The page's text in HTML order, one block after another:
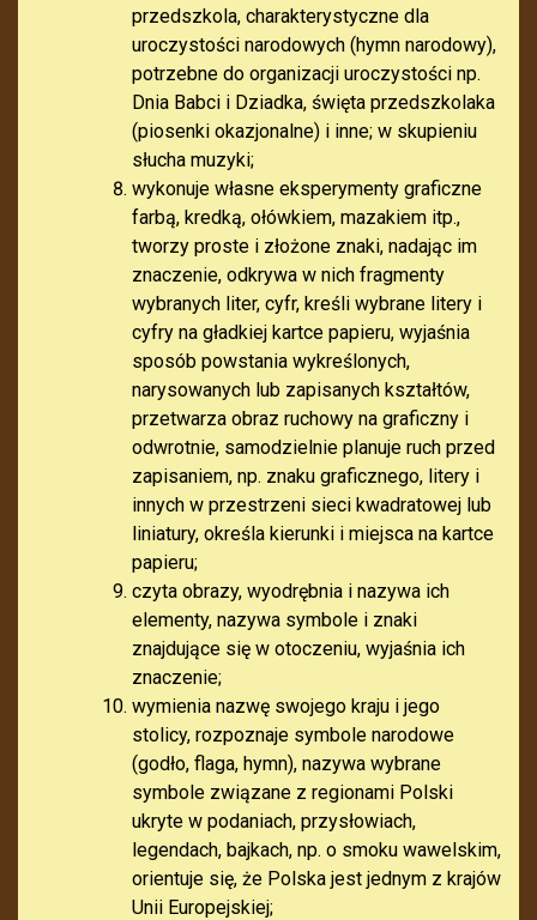
przedszkola, charakterystyczne dla
uroczystości narodowych (hymn narodowy),
potrzebne do organizacji uroczystości np.
Dnia Babci i Dziadka, święta przedszkolaka
(piosenki okazjonalne) i inne; w skupieniu
słucha muzyki;
wykonuje własne eksperymenty graficzne
farbą, kredką, ołówkiem, mazakiem itp.,
tworzy proste i złożone znaki, nadając im
znaczenie, odkrywa w nich fragmenty
wybranych liter, cyfr, kreśli wybrane litery i
cyfry na gładkiej kartce papieru, wyjaśnia
sposób powstania wykreślonych,
narysowanych lub zapisanych kształtów,
przetwarza obraz ruchowy na graficzny i
odwrotnie, samodzielnie planuje ruch przed
zapisaniem, np. znaku graficznego, litery i
innych w przestrzeni sieci kwadratowej lub
liniatury, określa kierunki i miejsca na kartce
papieru;
czyta obrazy, wyodrębnia i nazywa ich
elementy, nazywa symbole i znaki
znajdujące się w otoczeniu, wyjaśnia ich
znaczenie;
wymienia nazwę swojego kraju i jego
stolicy, rozpoznaje symbole narodowe
(godło, flaga, hymn), nazywa wybrane
symbole związane z regionami Polski
ukryte w podaniach, przysłowiach,
legendach, bajkach, np. o smoku wawelskim,
orientuje się, że Polska jest jednym z krajów
Unii Europejskiej;